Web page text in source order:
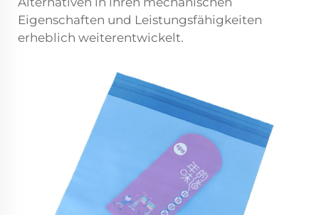
Eigenschaften und Leistungsfähigkeiten
erheblich weiterentwickelt.